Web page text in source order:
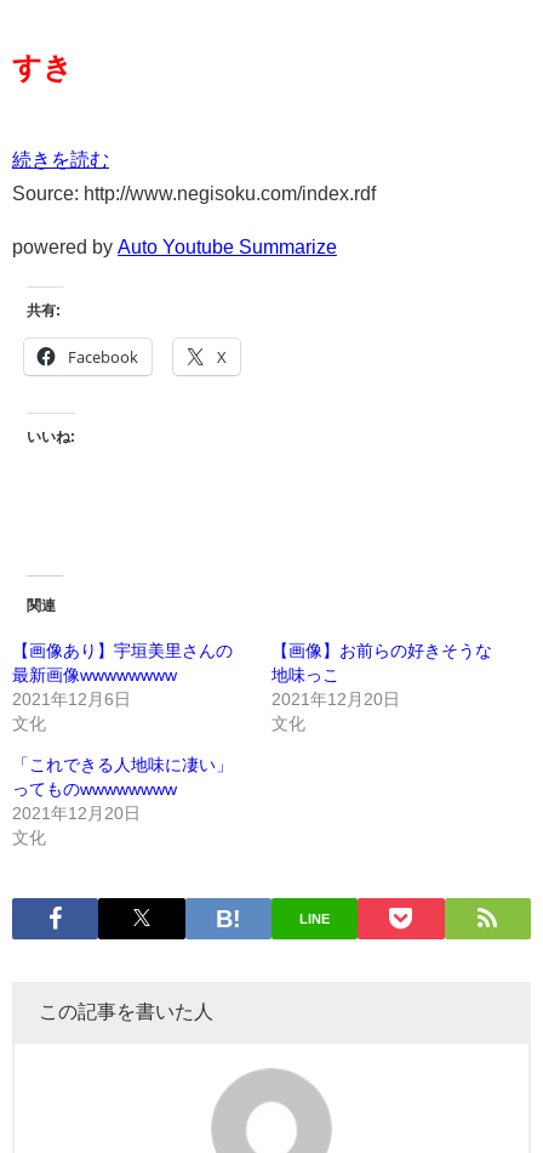
すき
続きを読む
Source: http://www.negisoku.com/index.rdf
powered by Auto Youtube Summarize
共有:
Facebook X
いいね:
関連
【画像あり】宇垣美里さんの
最新画像wwwwwwww
2021年12月6日
文化
【画像】お前らの好きそうな
地味っこ
2021年12月20日
文化
「これできる人地味に凄い」
ってものwwwwwwww
2021年12月20日
文化
LINE
この記事を書いた人